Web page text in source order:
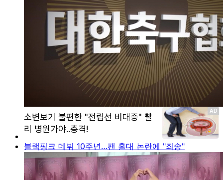
블랙핑크 데뷔 10주년…팬 홀대 논란에 "죄송"